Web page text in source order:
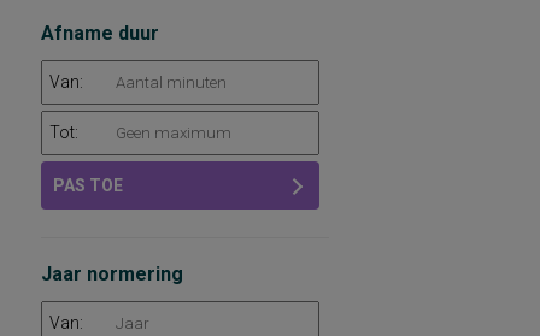
Afname duur
Van:
Tot:
PAS TOE
Jaar normering
Van: